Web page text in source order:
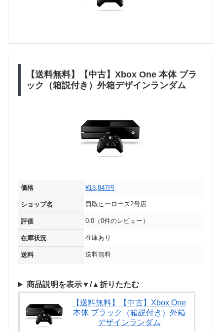
【送料無料】【中古】Xbox One 本体 ブラ
ック（箱説付き）外箱デザインランダム
価格 ¥18,847円
ショップ名 買取ヒーローズ2号店
評価 0.0（0件のレビュー）
在庫状況 在庫あり
送料 送料無料
商品説明を表示▼/▲折りたたむ
【送料無料】【中古】Xbox One
本体 ブラック（箱説付き）外箱
デザインランダム